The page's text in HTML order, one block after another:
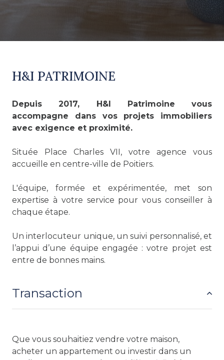
H&I PATRIMOINE
Depuis 2017, H&I Patrimoine vous
accompagne dans vos projets immobiliers
avec exigence et proximité.
Située Place Charles VII, votre agence vous
accueille en centre-ville de Poitiers.
L'équipe, formée et expérimentée, met son
expertise à votre service pour vous conseiller à
chaque étape.
Un interlocuteur unique, un suivi personnalisé, et
l’appui d’une équipe engagée : votre projet est
entre de bonnes mains.
Transaction
Que vous souhaitiez vendre votre maison,
acheter un appartement ou investir dans un